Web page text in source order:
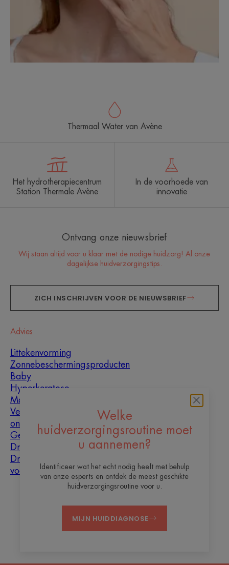
Welke
huidverzorgingsroutine moet
u aannemen?
Identificeer wat het echt nodig heeft met behulp
van onze esperts en ontdek de meest geschikte
huidverzorgingsroutine voor u.
MIJN HUIDDIAGNOSE
Thermaal Water van Avène
Het hydrotherapiecentrum
Station Thermale Avène
In de voorhoede van
innovatie
Ontvang onze nieuwsbrief
Wij staan altijd voor u klaar met de nodige huidzorg! Al onze
dagelijkse huidverzorgingstips.
ZICH INSCHRIJVEN VOOR DE NIEUWSBRIEF
Advies
Littekenvorming
Zonnebeschermingsproducten
Baby
Hyperkeratose
Mannen
Vette huid met
oneffenheden
Gemengde huid
Droge huid
Droogheid en
vochtarme huid
Contact Veelgestelde vragen